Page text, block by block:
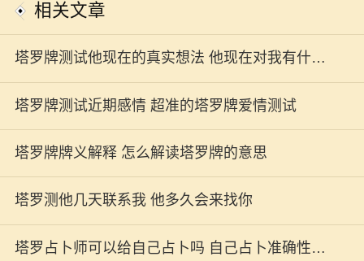
相关文章
塔罗牌测试他现在的真实想法 他现在对我有什么
想法
塔罗牌测试近期感情 超准的塔罗牌爱情测试
塔罗牌牌义解释 怎么解读塔罗牌的意思
塔罗测他几天联系我 他多久会来找你
塔罗占卜师可以给自己占卜吗 自己占卜准确性不